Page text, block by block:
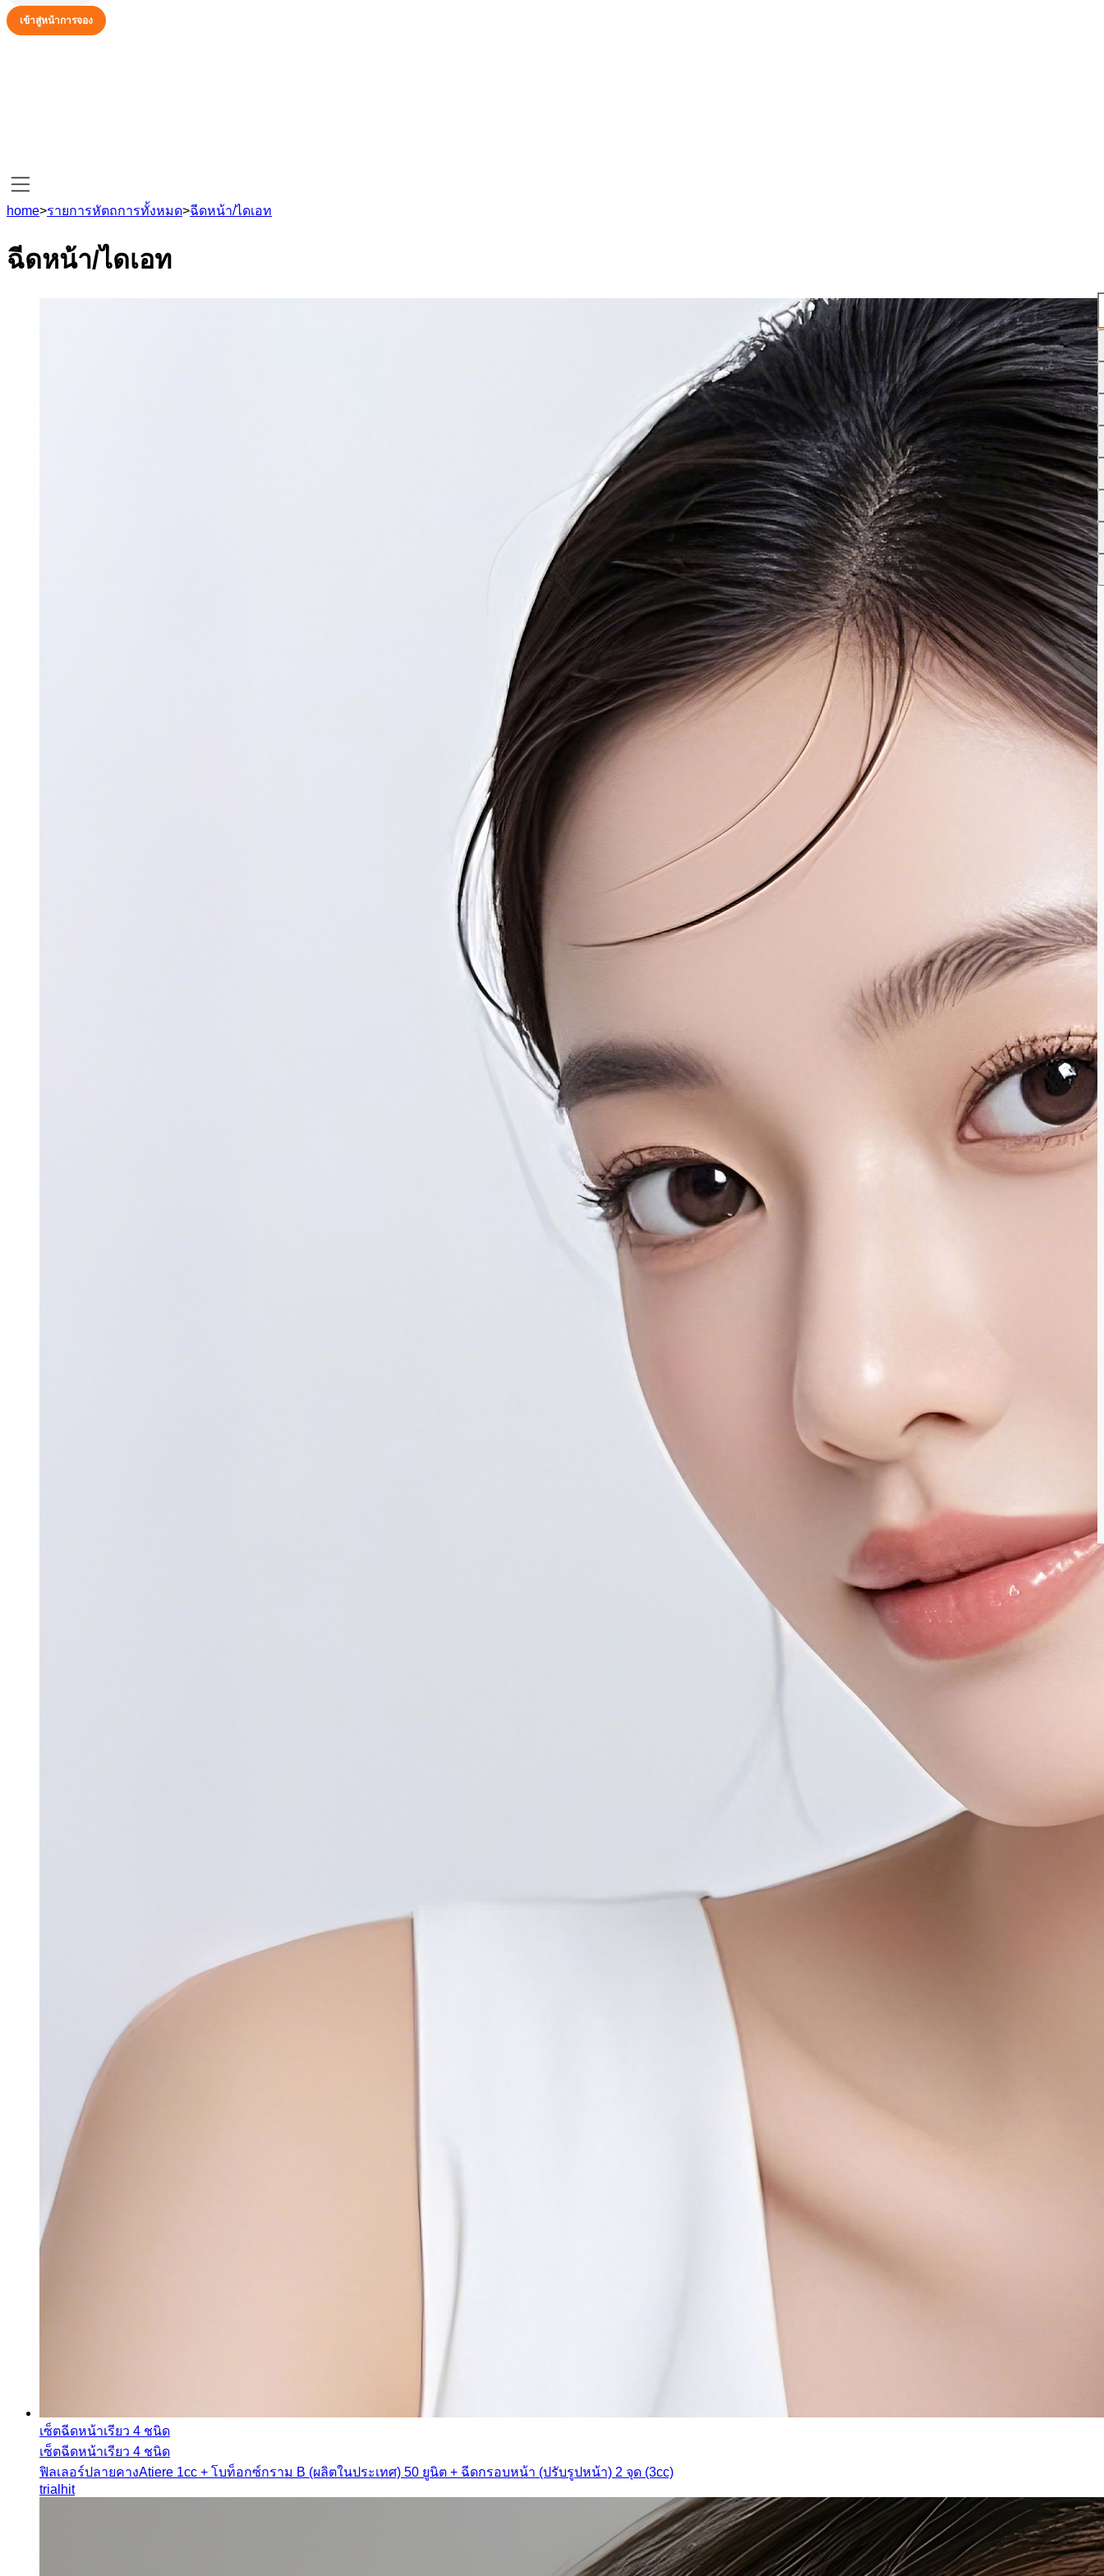
เข้าสู่หน้าการจอง
home>รายการหัตถการทั้งหมด>ฉีดหน้า/ไดเอท
ฉีดหน้า/ไดเอท
เซ็ตฉีดหน้าเรียว 4 ชนิด
เซ็ตฉีดหน้าเรียว 4 ชนิด
ฟิลเลอร์ปลายคางAtiere 1cc + โบท็อกซ์กราม B (ผลิตในประเทศ) 50 ยูนิต + ฉีดกรอบหน้า (ปรับรูปหน้า) 2 จุด (3cc)
trial hit